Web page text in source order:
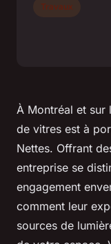
À Montréal et
de vitres est à
Nettes. Offrant
entreprise se
engagement
comment leur
sources de
Travaux